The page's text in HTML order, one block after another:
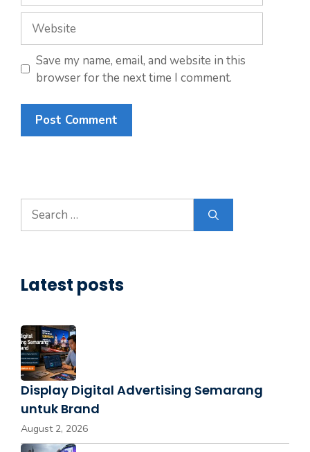
Save my name, email, and website in this
browser for the next time I comment.
Latest posts
Display Digital Advertising Semarang
untuk Brand
August 2, 2026